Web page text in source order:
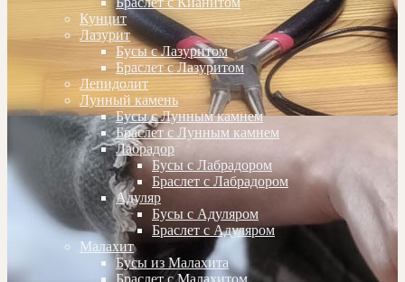
Кунцит
Лазурит
Бусы с Лазуритом
Браслет с Лазуритом
Лепидолит
Лунный камень
Бусы с Лунным камнем
Браслет с Лунным камнем
Лабрадор
Бусы с Лабрадором
Браслет с Лабрадором
Адуляр
Бусы с Адуляром
Браслет с Адуляром
Малахит
Бусы из Малахита
Браслет с Малахитом